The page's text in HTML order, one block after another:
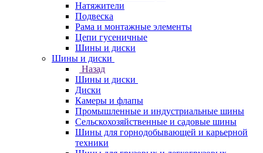
Натяжители
Подвеска
Рама и монтажные элементы
Цепи гусеничные
Шины и диски
Шины и диски
Назад
Шины и диски
Диски
Камеры и флапы
Промышленные и индустриальные шины
Сельскохозяйственные и садовые шины
Шины для горнодобывающей и карьерной
техники